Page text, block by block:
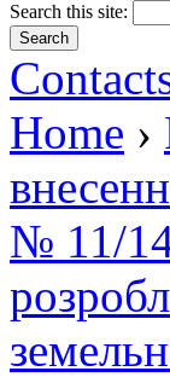
Search this site:
Home ›
№ 11/